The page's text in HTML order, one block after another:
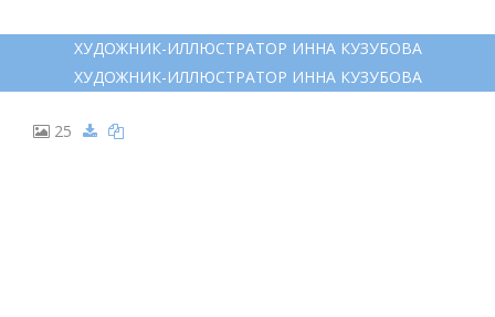
ХУДОЖНИК-ИЛЛЮСТРАТОР ИННА КУЗУБОВА
ХУДОЖНИК-ИЛЛЮСТРАТОР ИННА КУЗУБОВА
25